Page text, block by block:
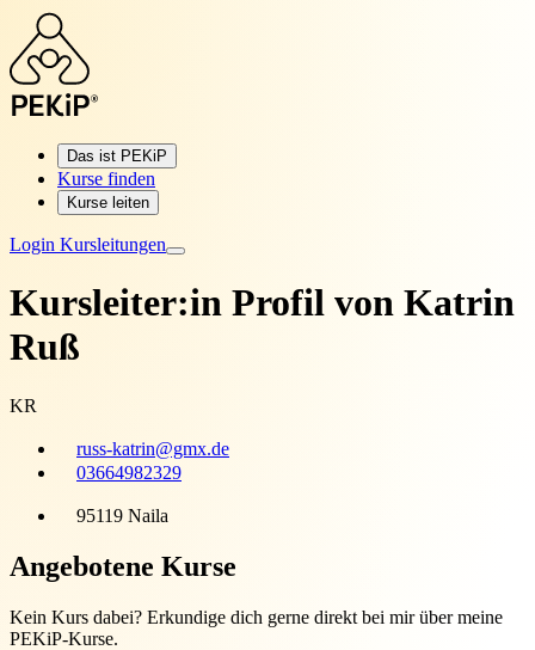
Das ist PEKiP
Kurse finden
Kurse leiten
Login Kursleitungen
Kursleiter:in Profil von Katrin
Ruß
KR
russ-katrin@gmx.de
03664982329
95119 Naila
Angebotene Kurse
Kein Kurs dabei? Erkundige dich gerne direkt bei mir über meine
PEKiP-Kurse.